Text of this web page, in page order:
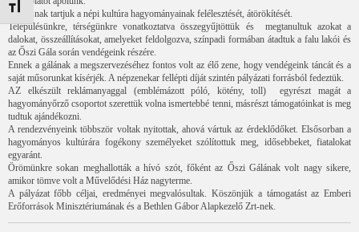
Betűméret váltása
Fontosnak tartjuk a népi kultúra hagyományainak felélesztését, átörökítését.
Településünkre, térségünkre vonatkoztatva összegyűjtöttük és megtanultuk azokat a
dalokat, összeállításokat, amelyeket feldolgozva, színpadi formában átadtuk a falu lakói és
az Őszi Gála során vendégeink részére.
Ennek a gálának a megszervezéséhez fontos volt az élő zene, hogy vendégeink táncát és a
saját műsorunkat kísérjék. A népzenekar fellépti díját szintén pályázati forrásból fedeztük.
AZ elkészült reklámanyaggal (emblémázott póló, kötény, toll) egyrészt magát a
hagyományőrző csoportot szerettük volna ismertebbé tenni, másrészt támogatóinkat is meg
tudtuk ajándékozni.
A rendezvényeink többször voltak nyitottak, ahová vártuk az érdeklődőket. Elsősorban a
hagyományos kultúrára fogékony személyeket szólítottuk meg, idősebbeket, fiatalokat
egyaránt.
Örömünkre sokan meghallották a hívó szót, főként az Őszi Gálának volt nagy sikere,
amikor tömve volt a Művelődési Ház nagyterme.
A pályázat főbb céljai, eredményei megvalósultak. Köszönjük a támogatást az Emberi
Erőforrások Minisztériumának és a Bethlen Gábor Alapkezelő Zrt-nek.